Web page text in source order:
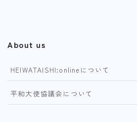
About us
HEIWATAISHI:onlineについて
平和大使協議会について